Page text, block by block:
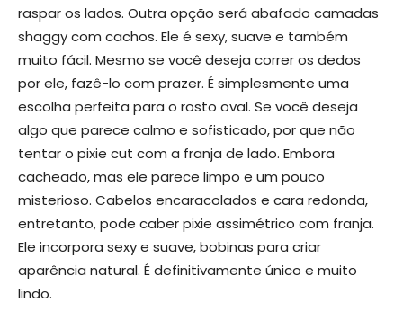
raspar os lados. Outra opção será abafado camadas
shaggy com cachos. Ele é sexy, suave e também
muito fácil. Mesmo se você deseja correr os dedos
por ele, fazê-lo com prazer. É simplesmente uma
escolha perfeita para o rosto oval. Se você deseja
algo que parece calmo e sofisticado, por que não
tentar o pixie cut com a franja de lado. Embora
cacheado, mas ele parece limpo e um pouco
misterioso. Cabelos encaracolados e cara redonda,
entretanto, pode caber pixie assimétrico com franja.
Ele incorpora sexy e suave, bobinas para criar
aparência natural. É definitivamente único e muito
lindo.